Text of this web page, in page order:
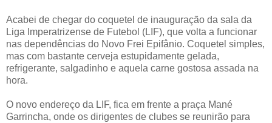
Acabei de chegar do coquetel de inauguração da sala da
Liga Imperatrizense de Futebol (LIF), que volta a funcionar
nas dependências do Novo Frei Epifânio. Coquetel simples,
mas com bastante cerveja estupidamente gelada,
refrigerante, salgadinho e aquela carne gostosa assada na
hora.
O novo endereço da LIF, fica em frente a praça Mané
Garrincha, onde os dirigentes de clubes se reunirão para